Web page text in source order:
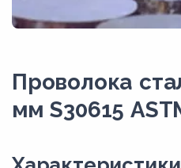
Проволока
мм S30615